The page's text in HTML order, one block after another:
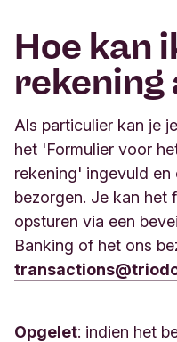
Hoe kan
rekening
Als particulier kan je
het 'Formulier voor
rekening' ingevuld
bezorgen. Je kan het
opsturen via een
Banking of het ons
Opgelet: indien het